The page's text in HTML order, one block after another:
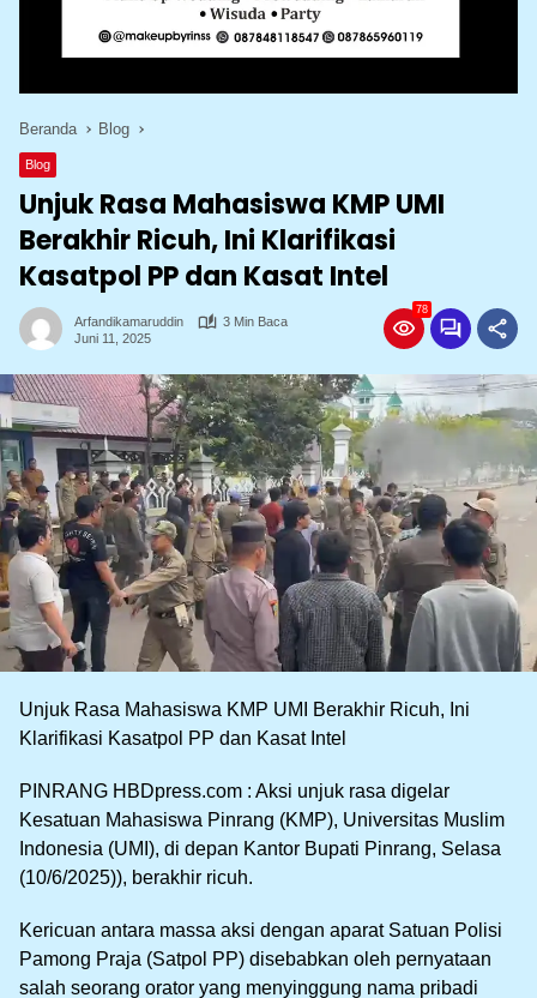
Beranda Blog
Blog
Unjuk Rasa Mahasiswa KMP UMI
Berakhir Ricuh, Ini Klarifikasi
Kasatpol PP dan Kasat Intel
Arfandikamaruddin
3 Min Baca
Juni 11, 2025
78
Unjuk Rasa Mahasiswa KMP UMI Berakhir Ricuh, Ini
Klarifikasi Kasatpol PP dan Kasat Intel
PINRANG HBDpress.com : Aksi unjuk rasa digelar
Kesatuan Mahasiswa Pinrang (KMP), Universitas Muslim
Indonesia (UMI), di depan Kantor Bupati Pinrang, Selasa
(10/6/2025)), berakhir ricuh.
Kericuan antara massa aksi dengan aparat Satuan Polisi
Pamong Praja (Satpol PP) disebabkan oleh pernyataan
salah seorang orator yang menyinggung nama pribadi